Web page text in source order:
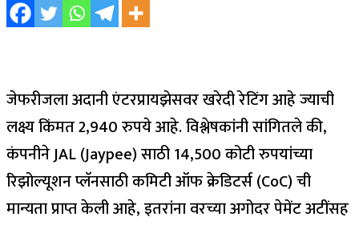
जेफरीजला अदानी एंटरप्रायझेसवर खरेदी रेटिंग आहे ज्याची
लक्ष्य किंमत 2,940 रुपये आहे. विश्लेषकांनी सांगितले की,
कंपनीने JAL (Jaypee) साठी 14,500 कोटी रुपयांच्या
रिझोल्यूशन प्लॅनसाठी कमिटी ऑफ क्रेडिटर्स (CoC) ची
मान्यता प्राप्त केली आहे, इतरांना वरच्या अगोदर पेमेंट अटींसह